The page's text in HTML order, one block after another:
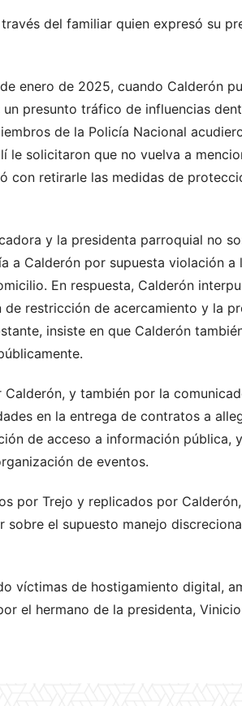
del familiar quien expresó su
enero de 2025, cuando Calderón
un presunto tráfico de influencias
de la Policía Nacional
le solicitaron que no vuelva a
con retirarle las medidas de
y la presidenta parroquial no
a Calderón por supuesta violación
En respuesta, Calderón
de restricción de acercamiento y la
insiste en que Calderón
y también por la
en la entrega de contratos a
de acceso a información pública,
de eventos.
por Trejo y replicados por
sobre el supuesto manejo
víctimas de hostigamiento digital,
el hermano de la presidenta,